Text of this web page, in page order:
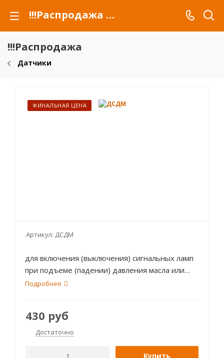
!!!Распродажа для автомобилей российских марок и сельхозтехники
!!!Распродажа
Датчики
ФИНАЛЬНАЯ ЦЕНА
Артикул: ДСДМ
для включения (выключения) сигнальных ламп
при подъеме (падении) давления масла или
тормозной жидкости в системах управления
Подробнее
430 руб
Достаточно
Купить